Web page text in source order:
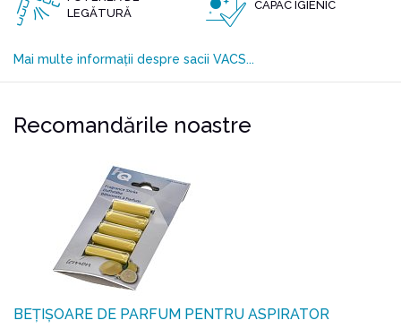
LEGĂTURĂ
CAPAC IGIENIC
Mai multe informații despre sacii VACS...
Recomandările noastre
BEȚIȘOARE DE PARFUM PENTRU ASPIRATOR